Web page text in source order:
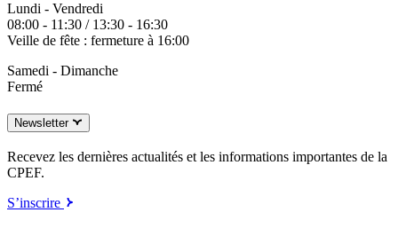
Lundi - Vendredi
08:00 - 11:30 / 13:30 - 16:30
Veille de fête : fermeture à 16:00
Samedi - Dimanche
Fermé
Newsletter
Recevez les dernières actualités et les informations importantes de la
CPEF.
S’inscrire